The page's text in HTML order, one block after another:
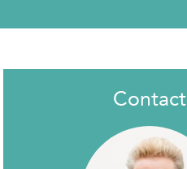
Contact